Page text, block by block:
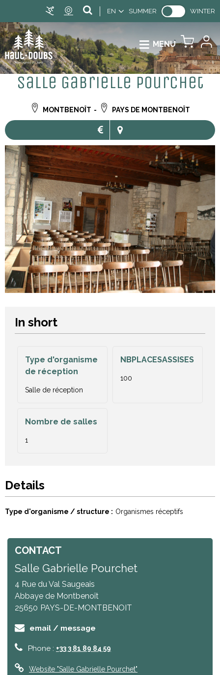
EN SUMMER WINTER
MENU
Salle Gabrielle Pourchet
MONTBENOÎT PAYS DE MONTBENOÎT
In short
Type d'organisme
de réception
Salle de réception
NBPLACESASSISES
100
Nombre de salles
1
Details
Type d'organisme / structure Organismes réceptifs
CONTACT
Salle Gabrielle Pourchet
4 Rue du Val Saugeais
Abbaye de Montbenoît
25650 PAYS-DE-MONTBENOIT
email / message
Phone : +33 3 81 89 84 59
Website "Salle Gabrielle Pourchet"